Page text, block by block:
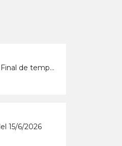
La Llanterna Màgica - Final de temporada del 22/6/2026
15/6/2026